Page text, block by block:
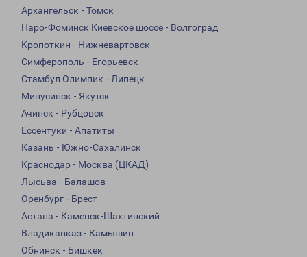
Архангельск - Томск
Наро-Фоминск Киевское шоссе - Волгоград
Кропоткин - Нижневартовск
Симферополь - Егорьевск
Стамбул Олимпик - Липецк
Минусинск - Якутск
Ачинск - Рубцовск
Ессентуки - Апатиты
Казань - Южно-Сахалинск
Краснодар - Москва (ЦКАД)
Лысьва - Балашов
Оренбург - Брест
Астана - Каменск-Шахтинский
Владикавказ - Камышин
Обнинск - Бишкек